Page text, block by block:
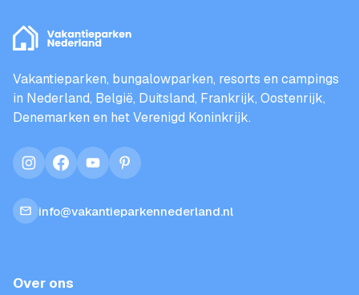
Vakantieparken, bungalowparken, resorts en campings
in Nederland, België, Duitsland, Frankrijk, Oostenrijk,
Denemarken en het Verenigd Koninkrijk.
instagramfacebookyoutubepinterest
info@vakantieparkennederland.nl
Over ons